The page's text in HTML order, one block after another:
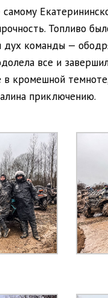
Топливо
дух команды —
все и
в кромешной
приключению.